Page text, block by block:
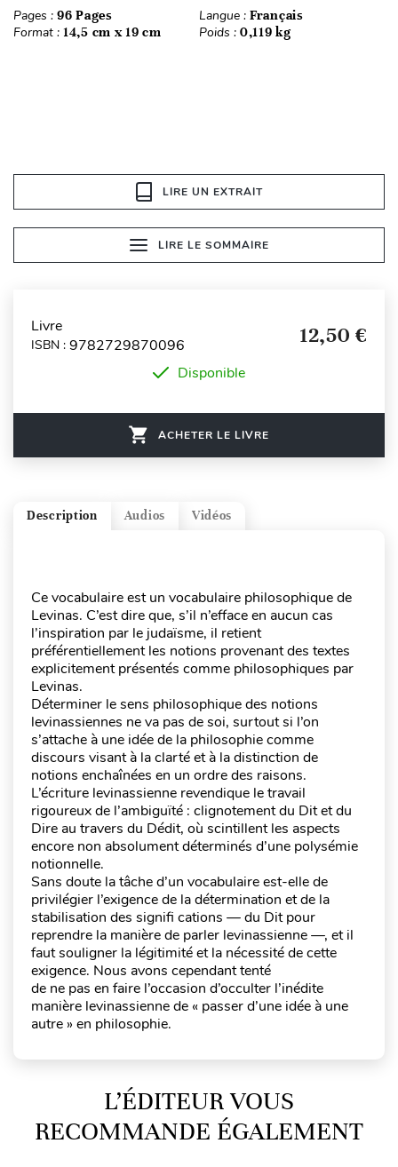
Pages : 96 Pages Langue : Français
Format : 14,5 cm x 19 cm Poids : 0,119 kg
LIRE UN EXTRAIT
LIRE LE SOMMAIRE
Livre
ISBN : 9782729870096 12,50 €
Disponible
ACHETER LE LIVRE
Vidéos
Audios
Description
Ce vocabulaire est un vocabulaire philosophique de
Levinas. C’est dire que, s’il n’efface en aucun cas
l’inspiration par le judaïsme, il retient
préférentiellement les notions provenant des textes
explicitement présentés comme philosophiques par
Levinas.
Déterminer le sens philosophique des notions
levinassiennes ne va pas de soi, surtout si l’on
s’attache à une idée de la philosophie comme
discours visant à la clarté et à la distinction de
notions enchaînées en un ordre des raisons.
L’écriture levinassienne revendique le travail
rigoureux de l’ambiguïté : clignotement du Dit et du
Dire au travers du Dédit, où scintillent les aspects
encore non absolument déterminés d’une polysémie
notionnelle.
Sans doute la tâche d’un vocabulaire est-elle de
privilégier l’exigence de la détermination et de la
stabilisation des signifi cations — du Dit pour
reprendre la manière de parler levinassienne —, et il
faut souligner la légitimité et la nécessité de cette
exigence. Nous avons cependant tenté
de ne pas en faire l’occasion d’occulter l’inédite
manière levinassienne de « passer d’une idée à une
autre » en philosophie.
L’ÉDITEUR VOUS
RECOMMANDE ÉGALEMENT